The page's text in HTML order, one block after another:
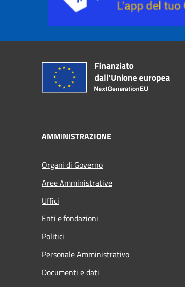
AMMINISTRAZIONE
Organi di Governo
Aree Amministrative
Uffici
Enti e fondazioni
Politici
Personale Amministrativo
Documenti e dati